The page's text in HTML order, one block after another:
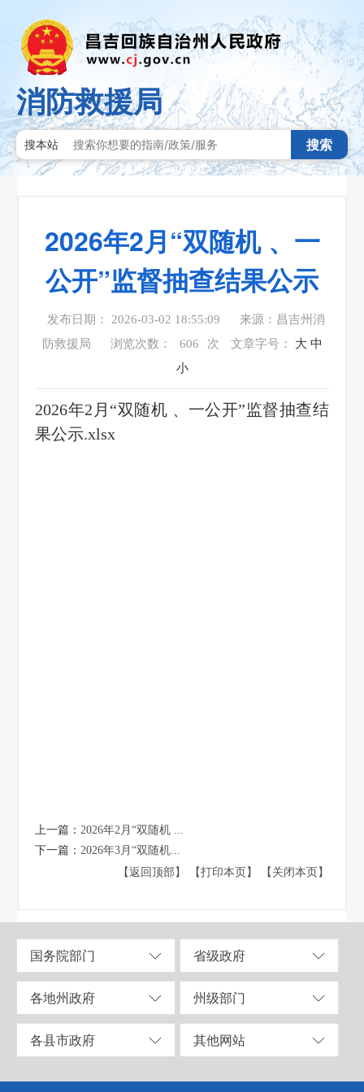
消防救援局
搜本站 搜索
2026年2月“双随机 、一
公开”监督抽查结果公示
发布日期： 2026-03-02 18:55:09
来源：昌吉州消
防救援局
浏览次数： 606 次 文章字号： 大 中
小
2026年2月“双随机 、一公开”监督抽查结
果公示.xlsx
上一篇： 2026年2月“双随机 ...
下一篇： 2026年3月“双随机...
【返回顶部】
【打印本页】 【关闭本页】
国务院部门 省级政府
各地州政府 州级部门
各县市政府 其他网站